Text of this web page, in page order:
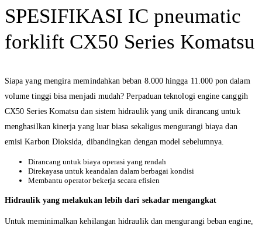
SPESIFIKASI IC pneumatic
forklift CX50 Series Komatsu
Siapa yang mengira memindahkan beban 8.000 hingga 11.000 pon dalam
volume tinggi bisa menjadi mudah? Perpaduan teknologi engine canggih
CX50 Series Komatsu dan sistem hidraulik yang unik dirancang untuk
menghasilkan kinerja yang luar biasa sekaligus mengurangi biaya dan
emisi Karbon Dioksida, dibandingkan dengan model sebelumnya.
Dirancang untuk biaya operasi yang rendah
Direkayasa untuk keandalan dalam berbagai kondisi
Membantu operator bekerja secara efisien
Hidraulik yang melakukan lebih dari sekadar mengangkat
Untuk meminimalkan kehilangan hidraulik dan mengurangi beban engine,